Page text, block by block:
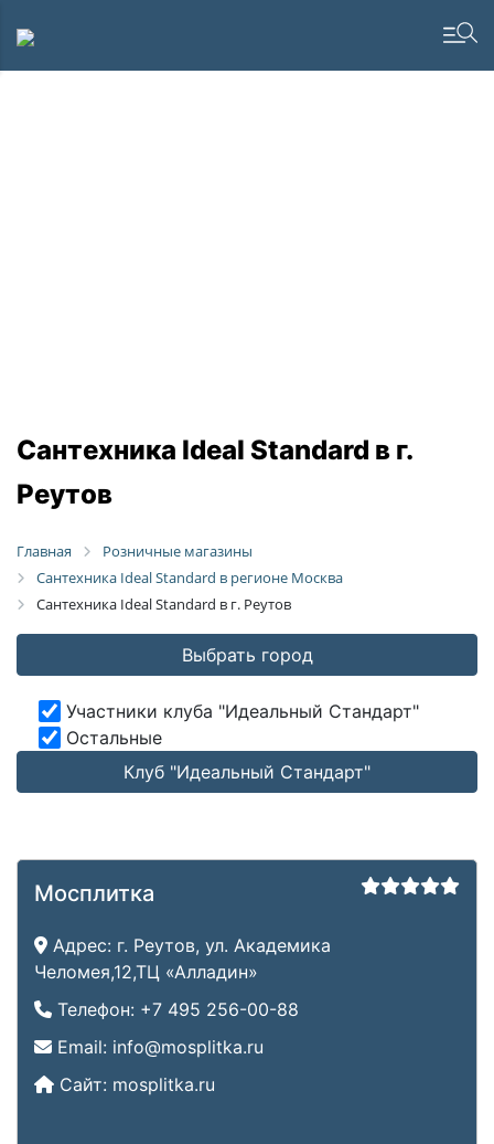
Сантехника Ideal Standard в г.
Реутов
Главная
Розничные магазины
Сантехника Ideal Standard в регионе Москва
Сантехника Ideal Standard в г. Реутов
Выбрать город
Участники клуба "Идеальный Стандарт"
Остальные
Клуб "Идеальный Стандарт"
Мосплитка
Адрес: г. Реутов, ул. Академика
Челомея,12,ТЦ «Алладин»
Телефон: +7 495 256-00-88
Email: info@mosplitka.ru
Сайт: mosplitka.ru